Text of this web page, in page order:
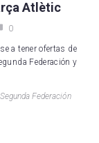
Atlètic
0
a tener ofertas de
Federación y
Segunda Federación